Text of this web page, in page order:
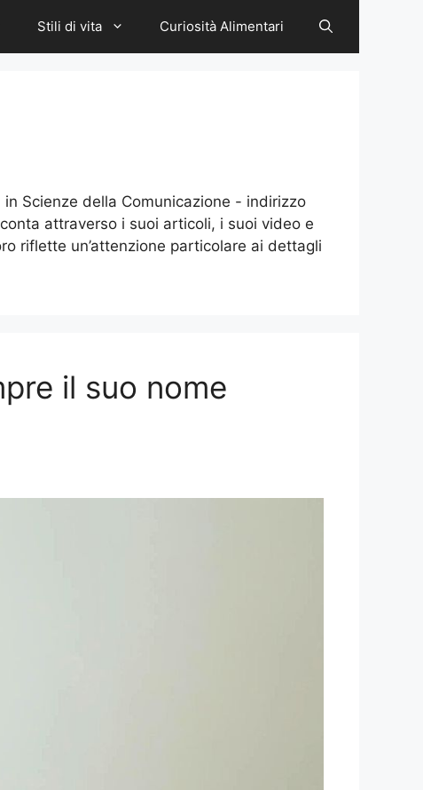
Stili di vita Curiosità Alimentari
Scienze della Comunicazione - indirizzo
attraverso i suoi articoli, i suoi video e
riflette un’attenzione particolare ai dettagli
il suo nome